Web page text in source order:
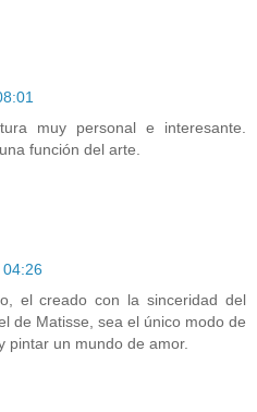
muy personal e interesante.
función del arte.
el creado con la sinceridad del
de Matisse, sea el único modo de
pintar un mundo de amor.